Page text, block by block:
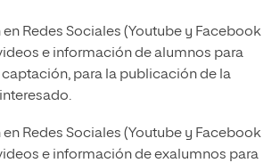
Redes Sociales (Youtube y Facebook
e información de alumnos para
para la publicación de la
Redes Sociales (Youtube y Facebook
e información de exalumnos para